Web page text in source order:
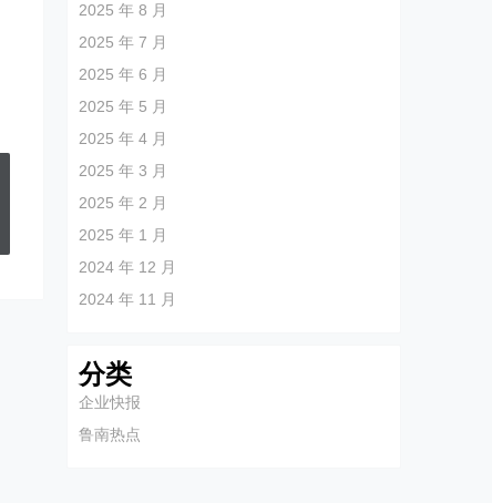
2025 年 8 月
2025 年 7 月
2025 年 6 月
2025 年 5 月
2025 年 4 月
2025 年 3 月
2025 年 2 月
2025 年 1 月
2024 年 12 月
2024 年 11 月
分类
企业快报
鲁南热点